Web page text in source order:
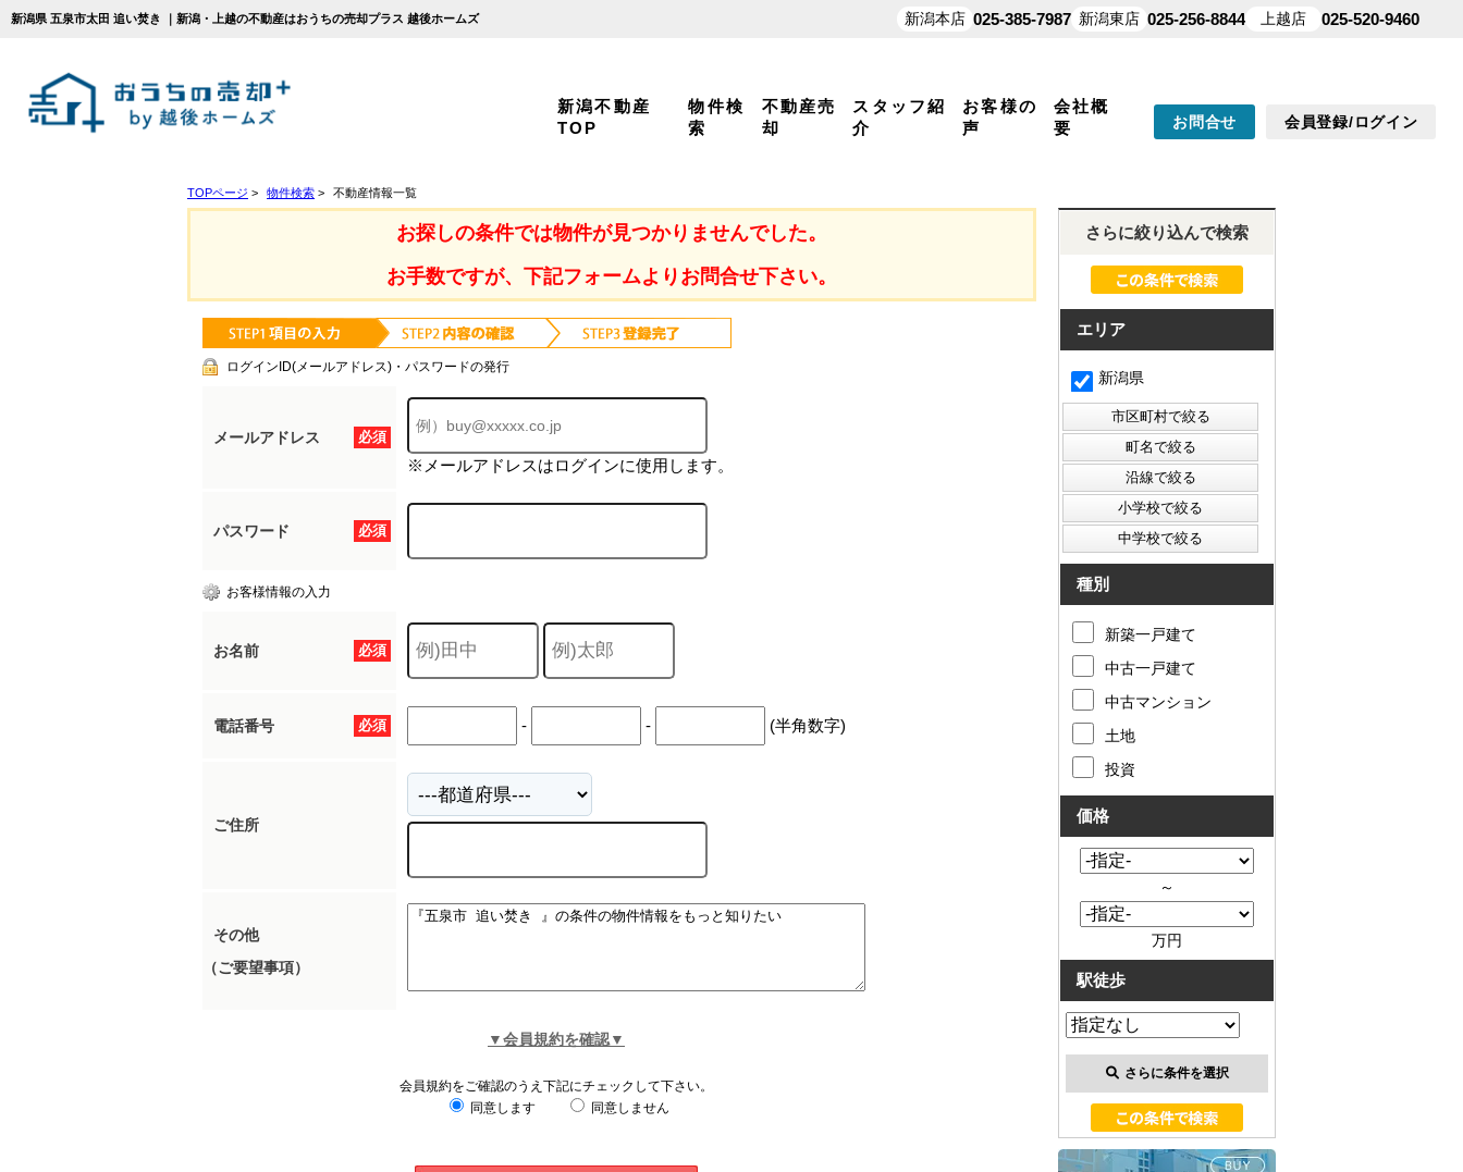
新潟県 五泉市太田 追い焚き ｜新潟・上越の不動産はおうちの売却プラス 越後ホームズ
新潟不動産
TOP
物件検
索
不動産売
却
スタッフ紹
介
お客様の
声
会社概
要
お問合せ 会員登録/ログイン
TOPページ > 物件検索 > 不動産情報一覧
お探しの条件では物件が見つかりませんでした。
お手数ですが、下記フォームよりお問合せ下さい。
ログインID(メールアドレス)・パスワードの発行
必須
メールアドレス
※メールアドレスはログインに使用します。
必須
パスワード
お客様情報の入力
必須
お名前
必須
電話番号 - - (半角数字)
ご住所
その他
（ご要望事項）
▼会員規約を確認▼
会員規約をご確認のうえ下記にチェックして下さい。
同意します
同意しません
さらに絞り込んで検索
エリア
新潟県
種別
新築一戸建て
中古一戸建て
中古マンション
土地
投資
価格
～
万円
駅徒歩
さらに条件を選択
新潟本店 025-385-7987 新潟東店 025-256-8844 上越店 025-520-9460